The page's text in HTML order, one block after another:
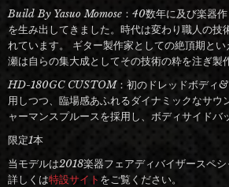
Build By Yasuo Momose：40数年に及び楽器
を生み出してきました。時代は変わり職人の
れています。 ギター製作家としての絶頂期と
瀬は自らの集大成としてその技術の粋を注ぎ製
HD-180GC CUSTOM：初のドレッドボディ&
用しつつ、臨場感あふれるダイナミックなサ
ャーマンスプルースを採用し、ボディサイド
限定1本
当モデルは2018楽器フェアディバイザースペ
詳しくは特設サイト をご覧ください。